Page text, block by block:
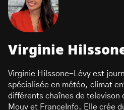
Virginie
Virginie Hilssone-Lévy est
spécialisée en météo, climat
différents chaînes de televison
Mouv et FranceInfo. Elle crée